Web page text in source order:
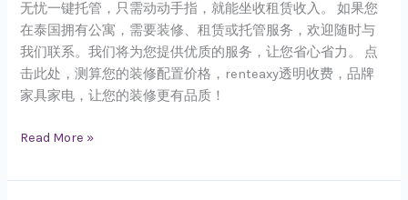
无忧一键托管，只需动动手指，就能坐收租赁收入。 如果您
在泰国拥有公寓，需要装修、租赁或托管服务，欢迎随时与
我们联系。我们将为您提供优质的服务，让您省心省力。 点
击此处，测算您的装修配置价格，renteaxy透明收费，品牌
家具家电，让您的装修更有品质！
Read More »